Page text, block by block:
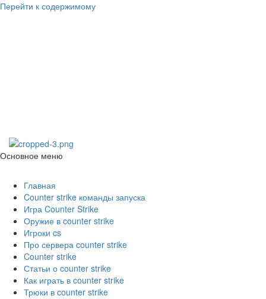
Перейти к содержимому
Основное меню
Главная
Counter strike команды запуска
Игра Counter Strike
Оружие в counter strike
Игроки cs
Про сервера counter strike
Counter strike
Статьи о counter strike
Как играть в counter strike
Трюки в counter strike